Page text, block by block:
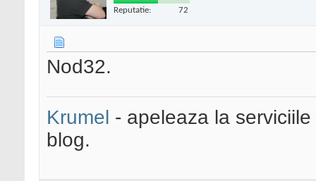
Reputatie: 72
Nod32.
Krumel - apeleaza la
blog.